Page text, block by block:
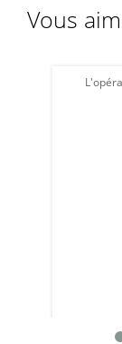
Vous